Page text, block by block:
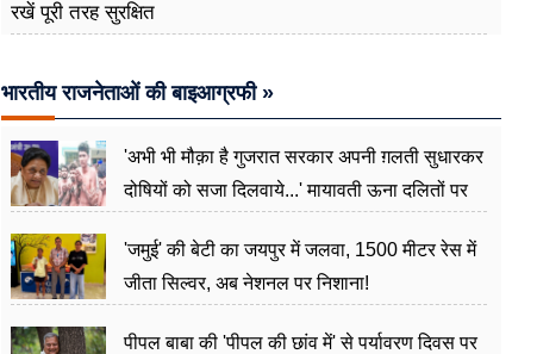
रखें पूरी तरह सुरक्षित
भारतीय राजनेताओं की बाइआग्रफी »
'अभी भी मौक़ा है गुजरात सरकार अपनी ग़लती सुधारकर
दोषियों को सजा दिलवाये...' मायावती ऊना दलितों पर
'जमुई' की बेटी का जयपुर में जलवा, 1500 मीटर रेस में
जीता सिल्वर, अब नेशनल पर निशाना!
पीपल बाबा की 'पीपल की छांव में' से पर्यावरण दिवस पर